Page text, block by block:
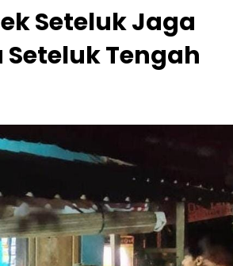
Seteluk Jaga
Tengah